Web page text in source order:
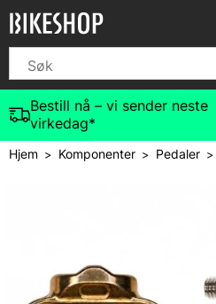
Bestill nå – vi sender neste
virkedag*
Hjem> Komponenter> Pedaler>